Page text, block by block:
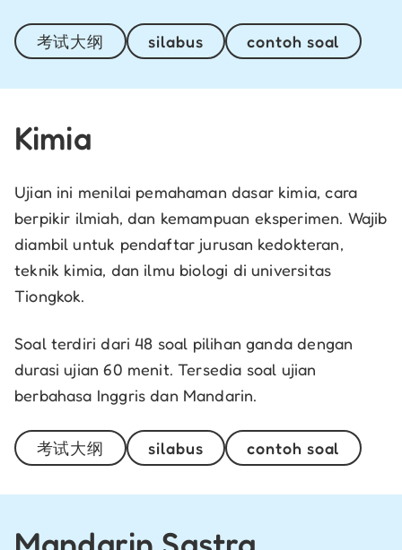
考试大纲 silabus contoh soal
Kimia
Ujian ini menilai pemahaman dasar kimia, cara
berpikir ilmiah, dan kemampuan eksperimen. Wajib
diambil untuk pendaftar jurusan kedokteran,
teknik kimia, dan ilmu biologi di universitas
Tiongkok.
Soal terdiri dari 48 soal pilihan ganda dengan
durasi ujian 60 menit. Tersedia soal ujian
berbahasa Inggris dan Mandarin.
考试大纲 silabus contoh soal